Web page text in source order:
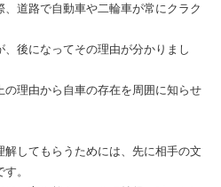
道路で自動車や二輪車が常にクラク
後になってその理由が分かりまし
理由から自車の存在を周囲に知らせ
してもらうためには、先に相手の文
。